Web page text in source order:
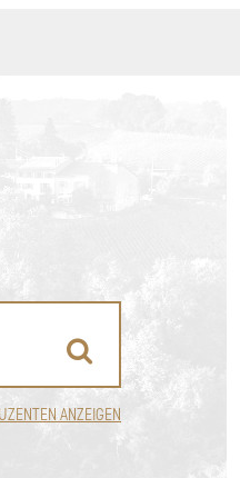
ANZEIGEN